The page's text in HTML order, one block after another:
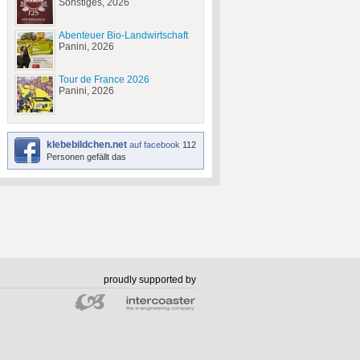
Sonstiges, 2026
Abenteuer Bio-Landwirtschaft
Panini, 2026
Tour de France 2026
Panini, 2026
klebebildchen.netauf facebook 112
Personen gefällt das
proudly supported by